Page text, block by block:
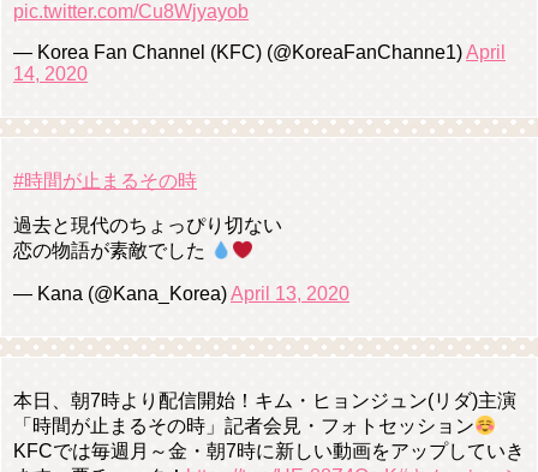
pic.twitter.com/Cu8Wjyayob
— Korea Fan Channel (KFC) (@KoreaFanChanne1)April
14, 2020
#時間が止まるその時
過去と現代のちょっぴり切ない
恋の物語が素敵でした
— Kana (@Kana_Korea)April 13, 2020
本日、朝7時より配信開始！キム・ヒョンジュン(リダ)主演
「時間が止まるその時」記者会見・フォトセッション
KFCでは毎週月～金・朝7時に新しい動画をアップしていき